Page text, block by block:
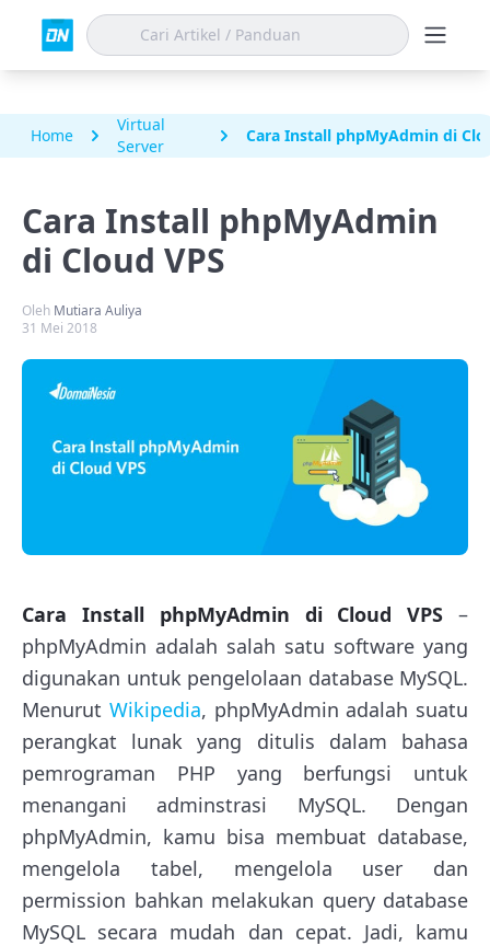
Home
Virtual
Server
Cara Install phpMyAdmin di
Cara Install phpMyAdmin
di Cloud VPS
Oleh Mutiara Auliya
31 Mei 2018
Cara Install phpMyAdmin di Cloud VPS –
phpMyAdmin adalah salah satu software yang
digunakan untuk pengelolaan database MySQL.
Menurut Wikipedia, phpMyAdmin adalah suatu
perangkat lunak yang ditulis dalam bahasa
pemrograman PHP yang berfungsi untuk
menangani adminstrasi MySQL. Dengan
phpMyAdmin, kamu bisa membuat database,
mengelola tabel, mengelola user dan
permission bahkan melakukan query database
MySQL secara mudah dan cepat. Jadi, kamu